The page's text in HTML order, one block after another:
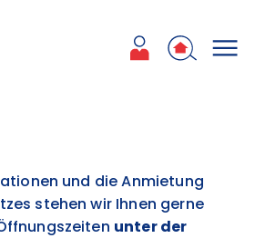
und die Anmietung
stehen wir Ihnen gerne
unter der